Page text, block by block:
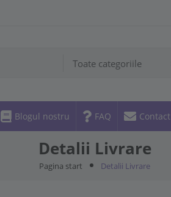
Toate categoriile
Blogul nostru FAQ Contact
Detalii Livrare
Pagina start Detalii Livrare